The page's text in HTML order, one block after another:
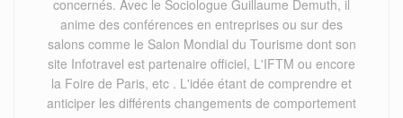
concernés. Avec le Sociologue Guillaume Demuth, il
anime des conférences en entreprises ou sur des
salons comme le Salon Mondial du Tourisme dont son
site Infotravel est partenaire officiel, L'IFTM ou encore
la Foire de Paris, etc . L'idée étant de comprendre et
anticiper les différents changements de comportement